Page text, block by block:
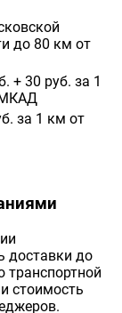
до 80 км от
+ 30 руб. за 1
за 1 км от
доставки до
транспортной
стоимость